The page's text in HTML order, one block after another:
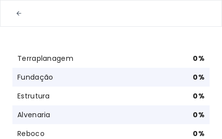
Terraplanagem 0%
Fundação
0%
Estrutura
0%
Alvenaria
0%
Reboco
0%